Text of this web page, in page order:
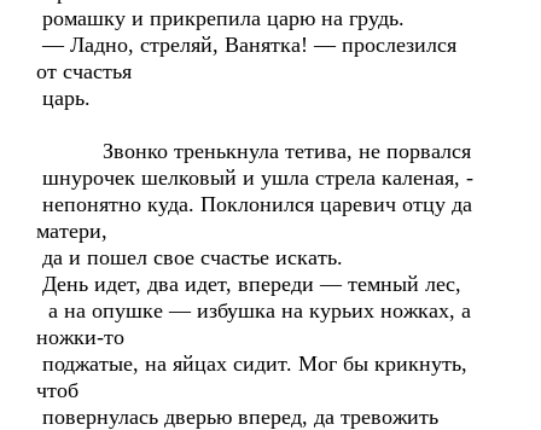
ромашку и прикрепила царю на грудь.
— Ладно, стреляй, Ванятка! — прослезился
от счастья
царь.
Звонко тренькнула тетива, не порвался
шнурочек шелковый и ушла стрела каленая, -
непонятно куда. Поклонился царевич отцу да
матери,
да и пошел свое счастье искать.
День идет, два идет, впереди — темный лес,
а на опушке — избушка на курьих ножках, а
ножки-то
поджатые, на яйцах сидит. Мог бы крикнуть,
чтоб
повернулась дверью вперед, да тревожить